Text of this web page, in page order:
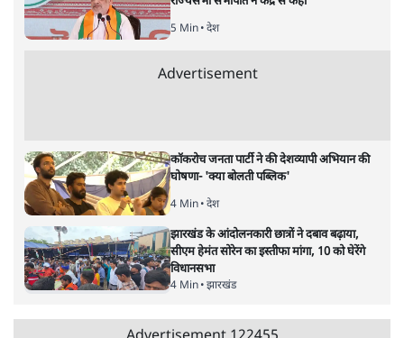
5 Min• देश
Advertisement
कॉकरोच जनता पार्टी ने की देशव्यापी अभियान की
घोषणा- 'क्या बोलती पब्लिक'
4 Min• देश
झारखंड के आंदोलनकारी छात्रों ने दबाव बढ़ाया,
सीएम हेमंत सोरेन का इस्तीफा मांगा, 10 को घेरेंगे
विधानसभा
4 Min• झारखंड